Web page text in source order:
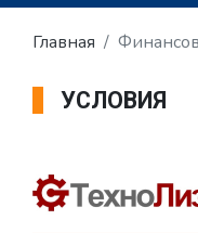
Главная
УСЛОВИЯ